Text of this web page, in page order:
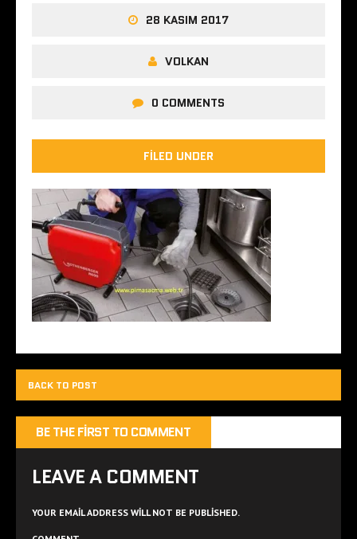
28 KASIM 2017
VOLKAN
0 COMMENTS
FILED UNDER
BACK TO POST
BE THE FIRST TO COMMENT
LEAVE A COMMENT
YOUR EMAIL ADDRESS WILL NOT BE PUBLISHED.